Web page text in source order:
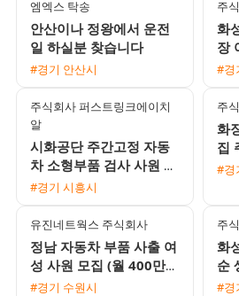
엠엑스 탁송
안산이나 정왕에서 운전
일 하실분 찾습니다
#경기 안산시
주
화
장
주
#경
주식회사 퍼스트링크에이치
알
시화공단 주간고정 자동
차 소형부품 검사 사원 모
집 매주 화요일 주급 지급
#경기 시흥시
주
화
집
별
#경
유진네트웍스 주식회사
정남 자동차 부품 사출 여
성 사원 모집 (월 400만원
이상 / 병점 통근버스 운
#경기 수원시
주
화
순
#경